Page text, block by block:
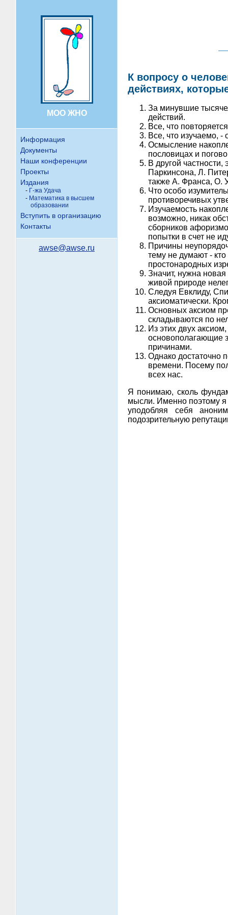
МОО ЖНО
Информация
Документы
Наши конференции
Проекты
Издания
- Г-жа Удача
- Математика в высшем
образовании
Вступить в организацию
Контакты
awse@awse.ru
К вопросу о
действиях,
За минувшие
действий.
Все, что
Все, что изучаемо,
Осмысление
пословицах и
В другой
Паркинсона, Л.
также А. Франса, О.
Что особо
противоречивых
Изучаемость
возможно, никак
сборников
попытки в счет не
Причины
тему не думают - кто
простонародных
Значит, нужна
живой природе
Следуя Евклиду,
аксиоматически.
Основных аксиом
складываются по
Из этих двух
основополагающие
причинами.
Однако достаточно
времени. Посему
всех нас.
Я понимаю, сколь
мысли. Именно поэтому я
уподобляя себя
подозрительную